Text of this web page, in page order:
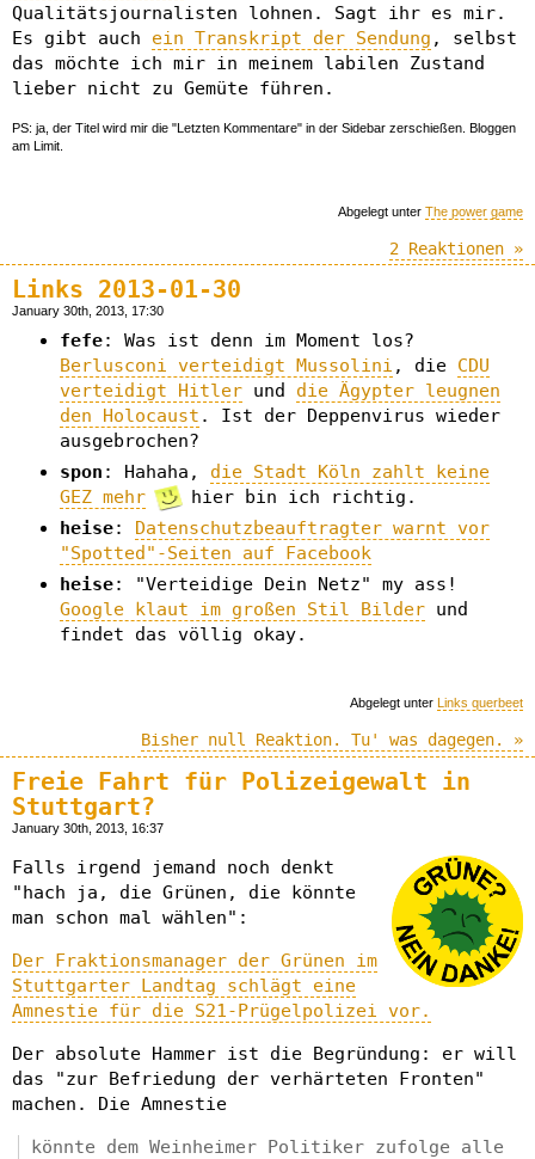
Qualitätsjournalisten lohnen. Sagt ihr es mir.
Es gibt auch ein Transkript der Sendung , selbst
das möchte ich mir in meinem labilen Zustand
lieber nicht zu Gemüte führen.
PS: ja, der Titel wird mir die "Letzten Kommentare" in der Sidebar zerschießen. Bloggen
am Limit.
Abgelegt unter The power game
2 Reaktionen »
Links 2013-01-30
January 30th, 2013, 17:30
fefe: Was ist denn im Moment los?
Berlusconi verteidigt Mussolini , die CDU
verteidigt Hitler und die Ägypter leugnen
den Holocaust . Ist der Deppenvirus wieder
ausgebrochen?
spon : Hahaha, die Stadt Köln zahlt keine
GEZ mehr
hier bin ich richtig.
heise: Datenschutzbeauftragter warnt vor
"Spotted"-Seiten auf Facebook
heise: "Verteidige Dein Netz" my ass!
Google klaut im großen Stil Bilder und
findet das völlig okay.
Abgelegt unter Links querbeet
Bisher null Reaktion. Tu' was dagegen. »
Freie Fahrt für Polizeigewalt in
Stuttgart?
January 30th, 2013, 16:37
Falls irgend jemand noch denkt
"hach ja, die Grünen, die könnte
man schon mal wählen":
Der Fraktionsmanager der Grünen im
Stuttgarter Landtag schlägt eine
Amnestie für die S21-Prügelpolizei vor.
Der absolute Hammer ist die Begründung: er will
das "zur Befriedung der verhärteten Fronten"
machen. Die Amnestie
könnte dem Weinheimer Politiker zufolge alle